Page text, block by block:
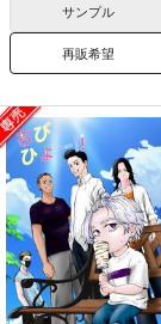
サンプル
再販希望